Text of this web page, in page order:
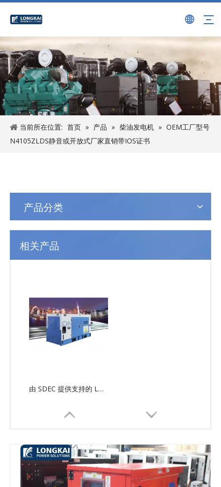
当前所在位置: 首页 » 产品 » 柴油发电机 » OEM工厂型号
N4105ZLDS静音或开放式厂家直销带IOS证书
产品分类
相关产品
由 SDEC 提供支持的 LG-SD 串行